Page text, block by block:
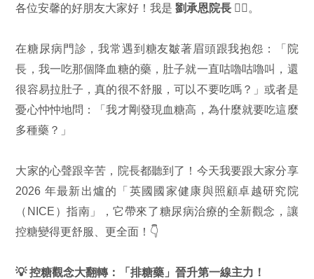
各位安馨的好朋友大家好！我是劉承恩院長 👨‍⚕️。
在糖尿病門診，我常遇到糖友皺著眉頭跟我抱怨：「院
長，我一吃那個降血糖的藥，肚子就一直咕嚕咕嚕叫，還
很容易拉肚子，真的很不舒服，可以不要吃嗎？」或者是
憂心忡忡地問：「我才剛發現血糖高，為什麼就要吃這麼
多種藥？」
大家的心聲跟辛苦，院長都聽到了！今天我要跟大家分享
2026 年最新出爐的「英國國家健康與照顧卓越研究院
（NICE）指南」，它帶來了糖尿病治療的全新觀念，讓
控糖變得更舒服、更全面！👇
💡控糖觀念大翻轉：「排糖藥」晉升第一線主力！